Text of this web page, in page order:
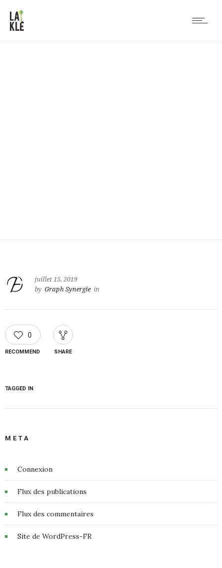
juillet 15, 2019
by Graph Synergie in
0
RECOMMEND SHARE
TAGGED IN
META
Connexion
Flux des publications
Flux des commentaires
Site de WordPress-FR